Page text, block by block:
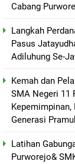
Cabang
Langkah
Pasus
Adiluhung Se-
Kemah dan
SMA Negeri 11
Kepemimpinan,
Generasi
Latihan
Purworejo&